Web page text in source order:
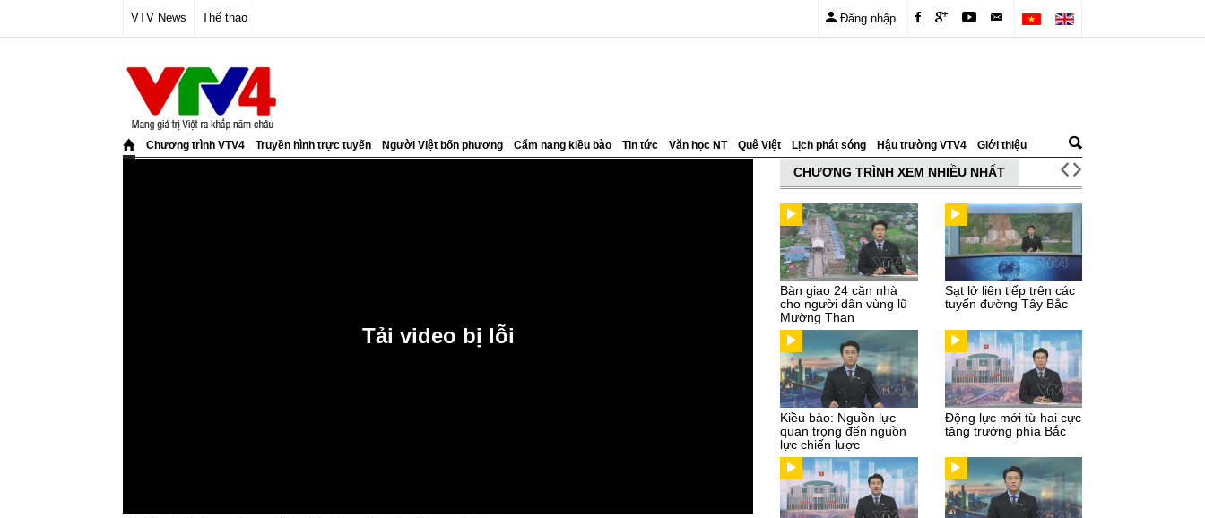
VTV News Thể thao Đăng nhập
Chương trình VTV4 Truyền hình trực tuyến Người Việt bốn phương Cẩm nang kiều bào Tin tức Văn học NT Quê Việt Lịch phát sóng Hậu trường VTV4 Giới thiệu
CHƯƠNG TRÌNH XEM NHIỀU NHẤT
Bàn giao 24 căn nhà
cho người dân vùng lũ
Mường Than
Sạt lở liên tiếp trên các
tuyến đường Tây Bắc
Kiều bào: Nguồn lực
quan trọng đến nguồn
lực chiến lược
Động lực mới từ hai cực
tăng trưởng phía Bắc